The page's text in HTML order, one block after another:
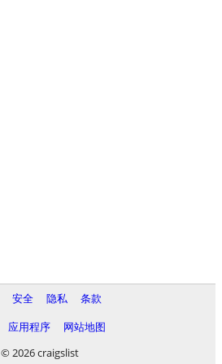
安全 隐私
条款
应用程序
网站地图
© 2026 craigslist